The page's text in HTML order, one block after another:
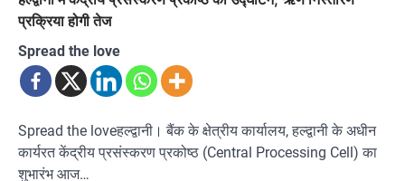
प्रक्रिया होगी तेज
Spread the love
Spread the loveहल्द्वानी। बैंक के क्षेत्रीय कार्यालय, हल्द्वानी के अधीन
कार्यरत केंद्रीय प्रसंस्करण प्रकोष्ठ (Central Processing Cell) का
शुभारंभ आज…